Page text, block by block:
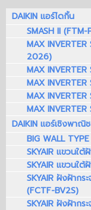
DAIKIN แอร์ไดกิ้น
SMASH II (FTM-
MAX
2026)
MAX
MAX
MAX
MAX
DAIKIN แอร์เชิงพา
BIG WALL
SKYAIR แขวนใต้
SKYAIR แขวนใต้
SKYAIR ฝังฝ้ากร
(FCTF-BV2S)
SKYAIR ฝังฝ้าก